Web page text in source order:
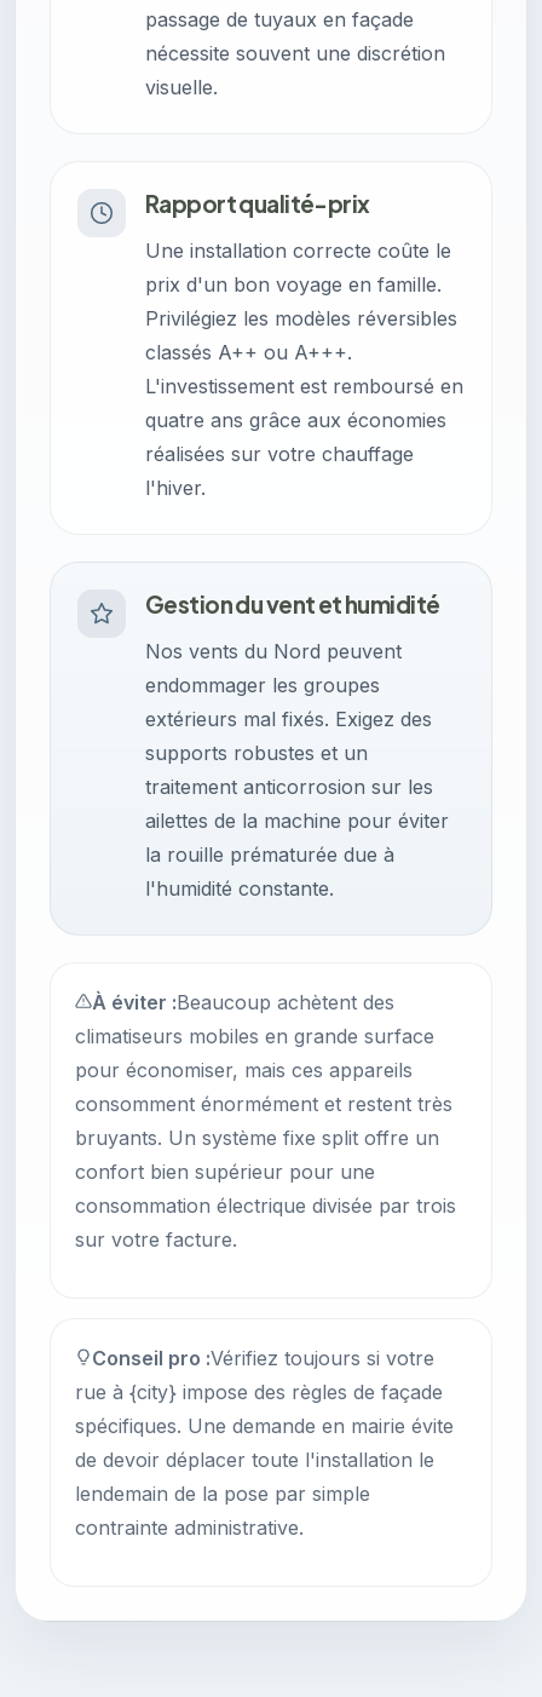
passage de tuyaux en façade
nécessite souvent une discrétion
visuelle.
Rapport qualité-prix
Une installation correcte coûte le
prix d'un bon voyage en famille.
Privilégiez les modèles réversibles
classés A++ ou A+++.
L'investissement est remboursé en
quatre ans grâce aux économies
réalisées sur votre chauffage
l'hiver.
Gestion du vent et humidité
Nos vents du Nord peuvent
endommager les groupes
extérieurs mal fixés. Exigez des
supports robustes et un
traitement anticorrosion sur les
ailettes de la machine pour éviter
la rouille prématurée due à
l'humidité constante.
À éviter :Beaucoup achètent des
climatiseurs mobiles en grande surface
pour économiser, mais ces appareils
consomment énormément et restent très
bruyants. Un système fixe split offre un
confort bien supérieur pour une
consommation électrique divisée par trois
sur votre facture.
Conseil pro :Vérifiez toujours si votre
rue à {city} impose des règles de façade
spécifiques. Une demande en mairie évite
de devoir déplacer toute l'installation le
lendemain de la pose par simple
contrainte administrative.